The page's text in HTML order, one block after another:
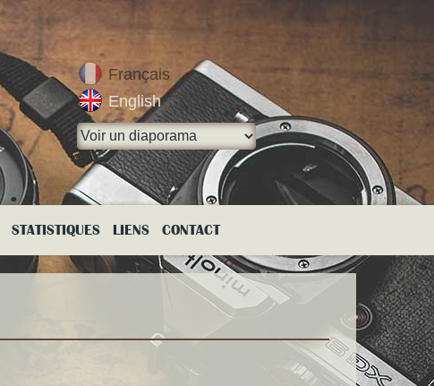
Français
English
STATISTIQUES LIENS CONTACT